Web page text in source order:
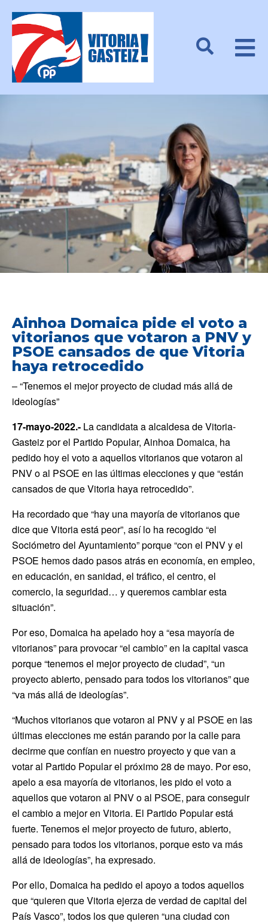
Ainhoa Domaica pide el voto a
vitorianos que votaron a PNV y
PSOE cansados de que Vitoria
haya retrocedido
– “Tenemos el mejor proyecto de ciudad más allá de
ideologías”
17-mayo-2022.- La candidata a alcaldesa de Vitoria-
Gasteiz por el Partido Popular, Ainhoa Domaica, ha
pedido hoy el voto a aquellos vitorianos que votaron al
PNV o al PSOE en las últimas elecciones y que “están
cansados de que Vitoria haya retrocedido”.
Ha recordado que “hay una mayoría de vitorianos que
dice que Vitoria está peor”, así lo ha recogido “el
Sociómetro del Ayuntamiento” porque “con el PNV y el
PSOE hemos dado pasos atrás en economía, en empleo,
en educación, en sanidad, el tráfico, el centro, el
comercio, la seguridad… y queremos cambiar esta
situación”.
Por eso, Domaica ha apelado hoy a “esa mayoría de
vitorianos” para provocar “el cambio” en la capital vasca
porque “tenemos el mejor proyecto de ciudad”, “un
proyecto abierto, pensado para todos los vitorianos” que
“va más allá de ideologías”.
“Muchos vitorianos que votaron al PNV y al PSOE en las
últimas elecciones me están parando por la calle para
decirme que confían en nuestro proyecto y que van a
votar al Partido Popular el próximo 28 de mayo. Por eso,
apelo a esa mayoría de vitorianos, les pido el voto a
aquellos que votaron al PNV o al PSOE, para conseguir
el cambio a mejor en Vitoria. El Partido Popular está
fuerte. Tenemos el mejor proyecto de futuro, abierto,
pensado para todos los vitorianos, porque esto va más
allá de ideologías”, ha expresado.
Por ello, Domaica ha pedido el apoyo a todos aquellos
que “quieren que Vitoria ejerza de verdad de capital del
País Vasco”, todos los que quieren “una ciudad con